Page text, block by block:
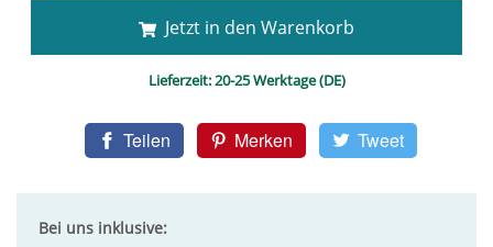
Jetzt in den Warenkorb
Lieferzeit:20-25 Werktage (DE)
Teilen Merken Tweet
Bei uns inklusive: